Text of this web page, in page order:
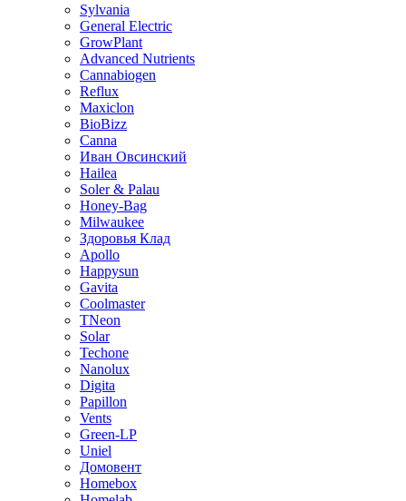
Sylvania
General Electric
GrowPlant
Advanced Nutrients
Cannabiogen
Reflux
Maxiclon
BioBizz
Canna
Иван Овсинский
Hailea
Soler & Palau
Honey-Bag
Milwaukee
Здоровья Клад
Apollo
Happysun
Gavita
Coolmaster
TNeon
Solar
Techone
Nanolux
Digita
Papillon
Vents
Green-LP
Uniel
Домовент
Homebox